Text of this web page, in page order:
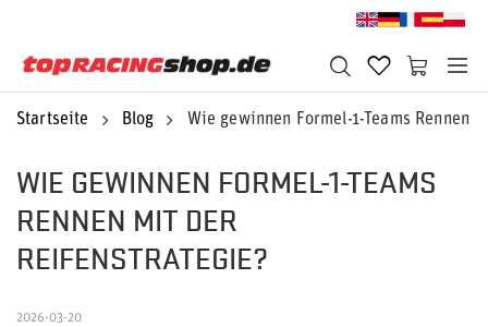
Startseite Blog Wie gewinnen Formel-1-Teams Rennen
WIE GEWINNEN FORMEL-1-TEAMS
RENNEN MIT DER
REIFENSTRATEGIE?
2026-03-20